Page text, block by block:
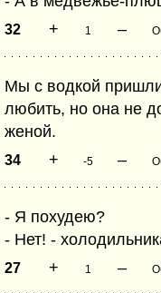
32 + 1 –
Мы с водкой
любить, но она не
женой.
34 + -5 –
- Я похудею?
- Нет! -
27 + 1 –